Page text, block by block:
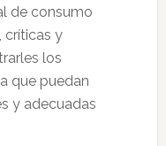
de consumo
críticas y
los
que puedan
y adecuadas